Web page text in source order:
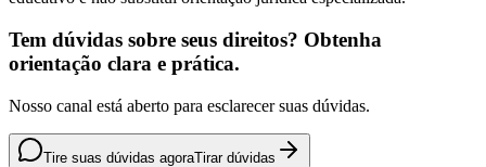
Tem dúvidas sobre seus direitos? Obtenha
orientação clara e prática.
Nosso canal está aberto para esclarecer suas dúvidas.
Tire suas dúvidas agoraTirar dúvidas